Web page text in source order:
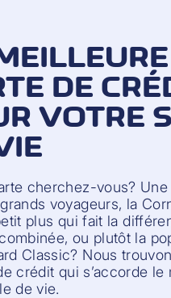
DE
VOTRE
cherchez-vous?
voyageurs, la
plus qui fait la
ou plutôt la
Classic? Nous
crédit qui s’accorde le
de vie.